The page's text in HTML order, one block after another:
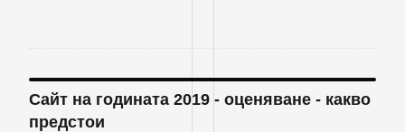
Сайт на годината 2019 - оценяване - какво
предстои